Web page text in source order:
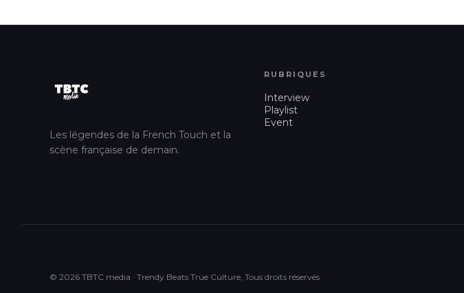
Les légendes de la French Touch et la
scène française de demain.
RUBRIQUES
Interview
Playlist
Event
© 2026 TBTC media · Trendy Beats True Culture, Tous droits réservés